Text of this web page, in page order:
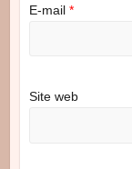
E-mail *
Site web